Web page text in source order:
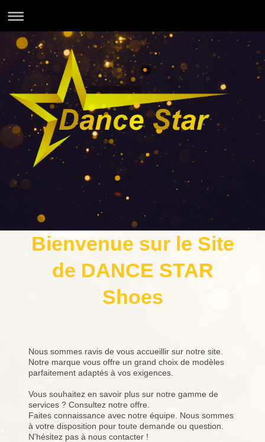
Bienvenue sur le Site
de DANCE STAR
Shoes
Nous sommes ravis de vous accueillir sur notre site.
Notre marque vous offre un grand choix de modèles
parfaitement adaptés à vos exigences.
Vous souhaitez en savoir plus sur notre gamme de
services ? Consultez notre offre.
Faites connaissance avec notre équipe. Nous sommes
à votre disposition pour toute demande ou question.
N'hésitez pas à nous contacter !